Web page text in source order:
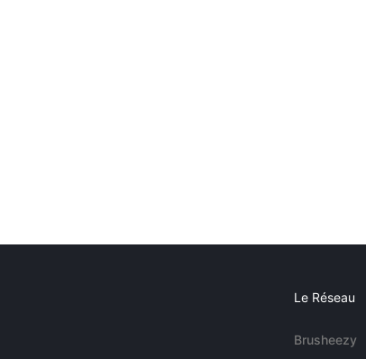
Le Réseau
Brusheezy